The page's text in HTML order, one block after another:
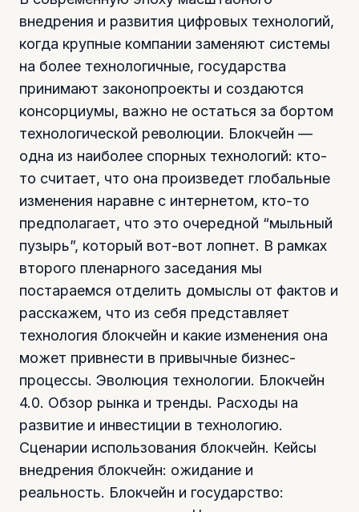
внедрения и развития цифровых технологий,
когда крупные компании заменяют системы
на более технологичные, государства
принимают законопроекты и создаются
консорциумы, важно не остаться за бортом
технологической революции. Блокчейн —
одна из наиболее спорных технологий: кто-
то считает, что она произведет глобальные
изменения наравне с интернетом, кто-то
предполагает, что это очередной “мыльный
пузырь”, который вот-вот лопнет. В рамках
второго пленарного заседания мы
постараемся отделить домыслы от фактов и
расскажем, что из себя представляет
технология блокчейн и какие изменения она
может привнести в привычные бизнес-
процессы. Эволюция технологии. Блокчейн
4.0. Обзор рынка и тренды. Расходы на
развитие и инвестиции в технологию.
Сценарии использования блокчейн. Кейсы
внедрения блокчейн: ожидание и
реальность. Блокчейн и государство: